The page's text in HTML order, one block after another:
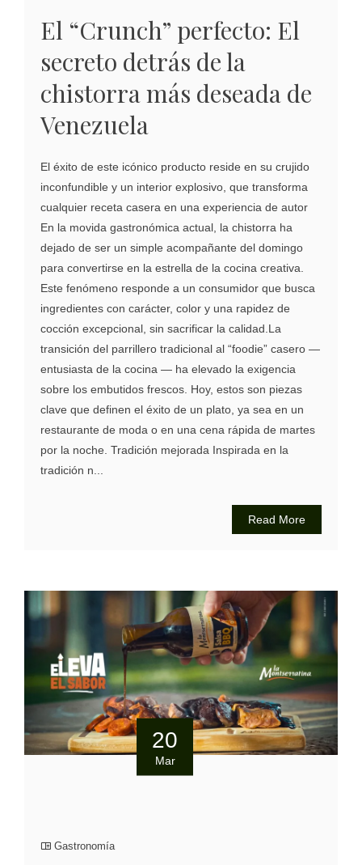
El “Crunch” perfecto: El
secreto detrás de la
chistorra más deseada de
Venezuela
El éxito de este icónico producto reside en su crujido
inconfundible y un interior explosivo, que transforma
cualquier receta casera en una experiencia de autor
En la movida gastronómica actual, la chistorra ha
dejado de ser un simple acompañante del domingo
para convertirse en la estrella de la cocina creativa.
Este fenómeno responde a un consumidor que busca
ingredientes con carácter, color y una rapidez de
cocción excepcional, sin sacrificar la calidad.La
transición del parrillero tradicional al “foodie” casero —
entusiasta de la cocina — ha elevado la exigencia
sobre los embutidos frescos. Hoy, estos son piezas
clave que definen el éxito de un plato, ya sea en un
restaurante de moda o en una cena rápida de martes
por la noche. Tradición mejorada Inspirada en la
tradición n...
Read More
20
Mar
Gastronomía